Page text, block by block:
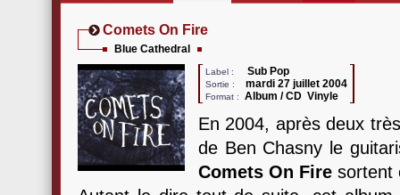
Comets On Fire
Blue Cathedral
Label : Sub Pop
Sortie : mardi 27 juillet 2004
Format : Album / CD Vinyle
En 2004, après deux
de Ben Chasny le
Comets On Fire